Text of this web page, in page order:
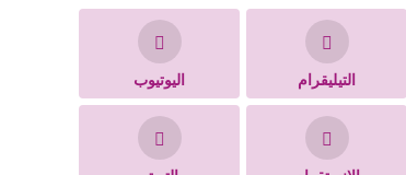
اليوتيوب التيليقرام